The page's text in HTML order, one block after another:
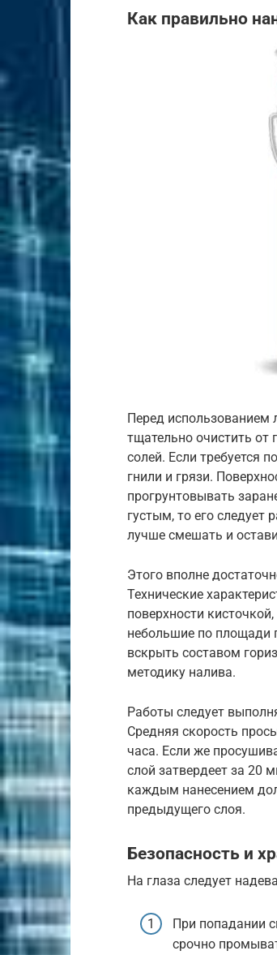
Как правильно
Перед использованием
тщательно очистить от
солей. Если требуется
гнили и грязи.
прогрунтовывать
густым, то его следует
лучше смешать и
Этого вполне
Технические
поверхности
небольшие по площади
вскрыть составом
методику налива.
Работы следует
Средняя скорость
часа. Если же
слой затвердеет за 20
каждым нанесением
предыдущего слоя.
Безопасность и
На глаза следует
При попадании
срочно